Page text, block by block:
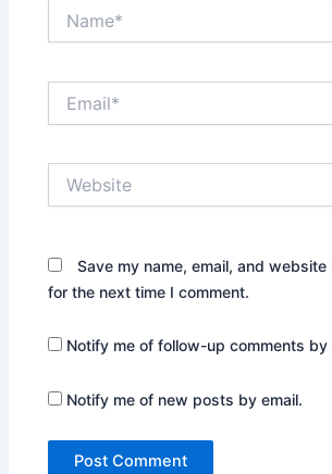
Save my name, email, and
for the next time I comment.
Notify me of follow-up comments by
Notify me of new posts by email.